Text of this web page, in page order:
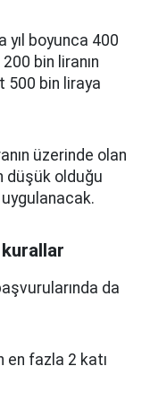
yıl boyunca 400
bin liranın
500 bin liraya
üzerinde olan
düşük olduğu
kurallar
da
en fazla 2 katı